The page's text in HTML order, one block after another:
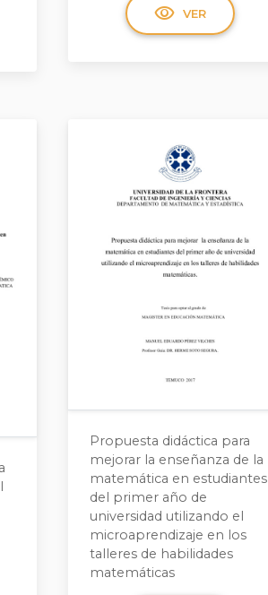
visibility VER
Propuesta didáctica para
mejorar la enseñanza de la
matemática en estudiantes
del primer año de
universidad utilizando el
microaprendizaje en los
talleres de habilidades
matemáticas